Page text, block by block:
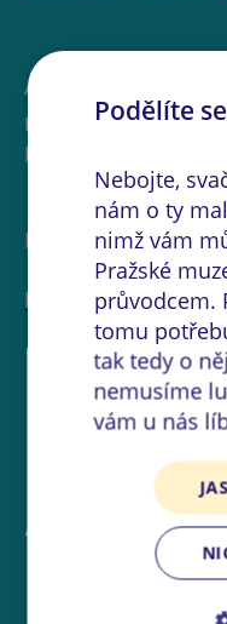
Adresa místa:
U Páté baterie
Břevnov
Instituce:
Muzeum Prahy
Akce na místě
Podělíte
Nebojte,
nám o ty
nimž vám
Pražské
průvodcem.
tomu
tak tedy o
nemusíme
vám u nás